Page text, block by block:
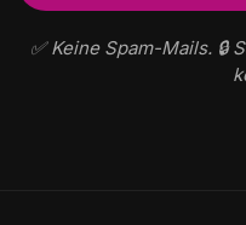
✅ Keine Spam-Mails.